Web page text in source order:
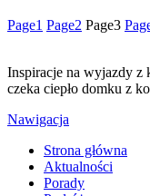
Page1 Page2 Page3
Inspiracje na wyjazdy z
czeka ciepło domku z
Nawigacja
Strona główna
Aktualności
Porady